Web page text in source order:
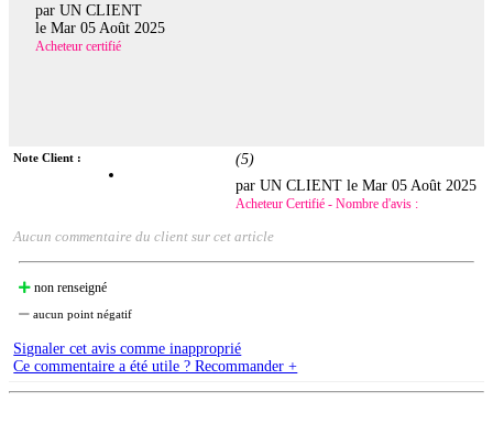
par UN CLIENT
le Mar 05 Août 2025
Acheteur certifié
Note Client : (5)
par UN CLIENT leMar 05 Août 2025
Acheteur Certifié - Nombre d'avis :
Aucun commentaire du client sur cet article
non renseigné
aucun point négatif
Signaler cet avis comme inapproprié
Ce commentaire a été utile ? Recommander +